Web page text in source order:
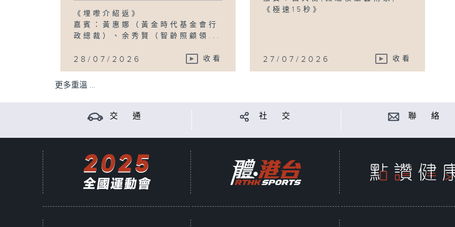
《埋嚟介紹返》
嘉賓：黃惠娜（黃金時代基金會行
政總裁）、余秀賢（智齡照顧領...
28/07/2026 收看
《極速15秒》
27/07/2026 收看
更多重溫 ...
交 通 社 交 聯 絡